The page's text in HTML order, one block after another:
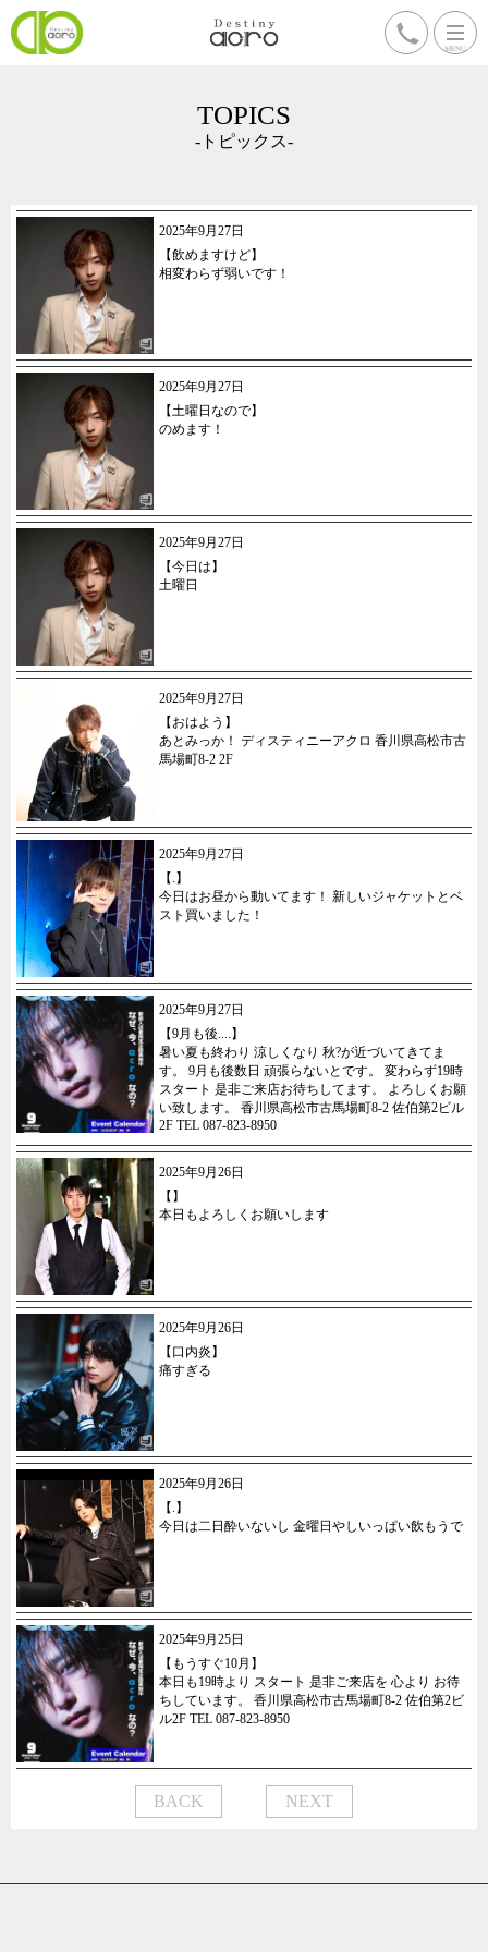
TOPICS
-トピックス-
2025年9月27日
【飲めますけど】
相変わらず弱いです！
2025年9月27日
【土曜日なので】
のめます！
2025年9月27日
【今日は】
土曜日
2025年9月27日
【おはよう】
あとみっか！ ディスティニーアクロ 香川県高松市古
馬場町8-2 2F
2025年9月27日
【.】
今日はお昼から動いてます！ 新しいジャケットとベ
スト買いました！
2025年9月27日
【9月も後....】
暑い夏も終わり 涼しくなり 秋?が近づいてきてま
す。 9月も後数日 頑張らないとです。 変わらず19時
スタート 是非ご来店お待ちしてます。 よろしくお願
い致します。 香川県高松市古馬場町8-2 佐伯第2ビル
2F TEL 087-823-8950
2025年9月26日
【】
本日もよろしくお願いします
2025年9月26日
【口内炎】
痛すぎる
2025年9月26日
【.】
今日は二日酔いないし 金曜日やしいっぱい飲もうで
2025年9月25日
【もうすぐ10月】
本日も19時より スタート 是非ご来店を 心より お待
ちしています。 香川県高松市古馬場町8-2 佐伯第2ビ
ル2F TEL 087-823-8950
BACK NEXT